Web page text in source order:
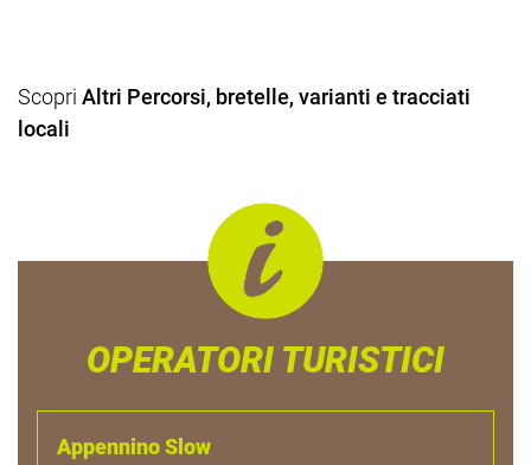
Scopri Altri Percorsi, bretelle, varianti e tracciati
locali
OPERATORI TURISTICI
Appennino Slow